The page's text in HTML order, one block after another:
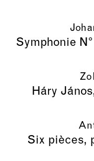
Symphonie
Háry
Six pièces,